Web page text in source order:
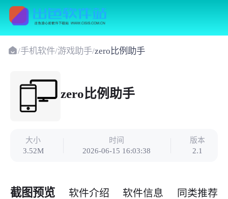
/手机软件/游戏助手/zero比例助手
zero比例助手
大小
3.52M
时间
2026-06-15 16:03:38
版本
2.1
截图预览 软件介绍 软件信息 同类推荐